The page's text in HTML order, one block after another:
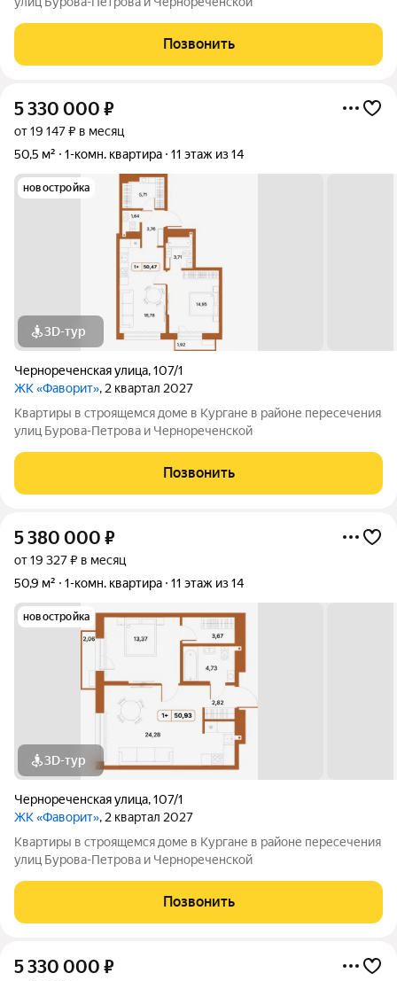
Позвонить
5 330 000 ₽
от 19 147 ₽ в месяц
50,5 м²
1-комн. квартира 11 этаж из 14
новостройка
3D-тур
Чернореченская улица,107/1
ЖК «Фаворит», 2 квартал 2027
Квартиры в строящемся доме в Кургане в районе пересечения
улиц Бурова-Петрова и Чернореченской
Позвонить
5 380 000 ₽
от 19 327 ₽ в месяц
50,9 м²
1-комн. квартира 11 этаж из 14
новостройка
3D-тур
Чернореченская улица,107/1
ЖК «Фаворит», 2 квартал 2027
Квартиры в строящемся доме в Кургане в районе пересечения
улиц Бурова-Петрова и Чернореченской
Позвонить
5 330 000 ₽